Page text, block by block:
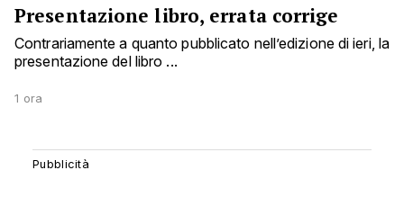
Presentazione libro, errata corrige
Contrariamente a quanto pubblicato nell’edizione di ieri, la
presentazione del libro ...
1 ora